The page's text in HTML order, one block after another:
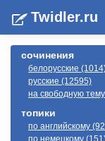
Twidler.ru
сочинения
белорусские
русские (12595)
на свободную
топики
по английскому
по немецкому